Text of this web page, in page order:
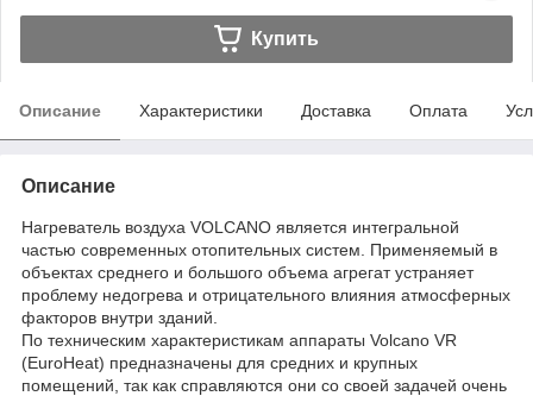
Купить
Описание Характеристики Доставка Оплата
Описание
Нагреватель воздуха VOLCANO является интегральной
частью современных отопительных систем. Применяемый в
объектах среднего и большого объема агрегат устраняет
проблему недогрева и отрицательного влияния атмосферных
факторов внутри зданий.
По техническим характеристикам аппараты Volcano VR
(EuroHeat) предназначены для средних и крупных
помещений, так как справляются они со своей задачей очень